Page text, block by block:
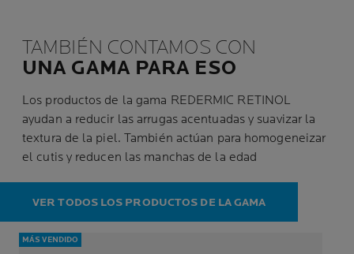
TAMBIÉN CONTAMOS CON
UNA GAMA PARA ESO
Los productos de la gama REDERMIC RETINOL
ayudan a reducir las arrugas acentuadas y suavizar la
textura de la piel. También actúan para homogeneizar
el cutis y reducen las manchas de la edad
VER TODOS LOS PRODUCTOS DE LA GAMA
MÁS VENDIDO